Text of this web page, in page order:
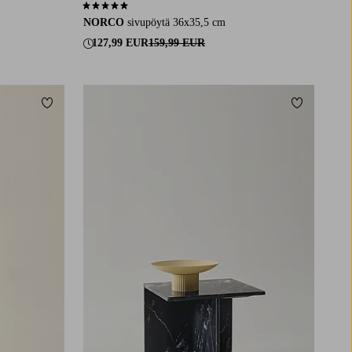
NORCO sivupöytä 36x35,5 cm
127,99 EUR159,99 EUR
5,0 perustuen 2 arvosanaan
Lisää suosikkeihin Lisää